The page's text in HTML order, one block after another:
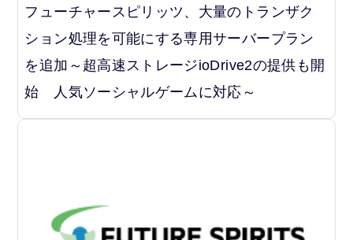
フューチャースピリッツ、大量のトランザク
ション処理を可能にする専用サーバープラン
を追加～超高速ストレージioDrive2の提供も開
始 人気ソーシャルゲームに対応～